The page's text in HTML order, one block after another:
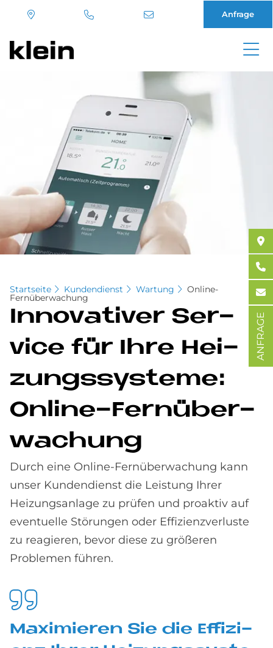
Anfrage
Startseite Kundendienst Wartung Online-
Fernüberwachung
In­no­va­ti­ver Ser­
vice für Ihre Hei­
zungs­sy­ste­me:
On­line-Fern­über­
wa­chung
Durch eine Online-Fernüberwachung kann
unser Kundendienst die Leistung Ihrer
Heizungsanlage zu prüfen und proaktiv auf
eventuelle Störungen oder Effizienzverluste
zu reagieren, bevor diese zu größeren
Problemen führen.
Ma­xi­mie­ren Sie die Ef­fi­zi­
ANFRAGE